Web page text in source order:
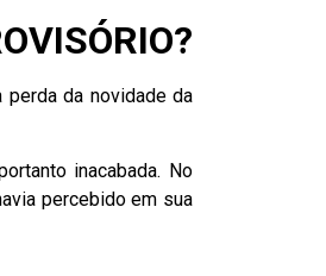
da novidade da
inacabada. No
percebido em sua